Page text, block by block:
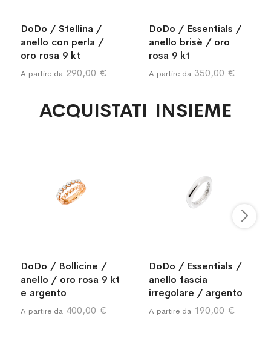
DoDo / Stellina /
anello con perla /
oro rosa 9 kt
A partire da 290,00 €
DoDo / Essentials /
anello brisè / oro
rosa 9 kt
A partire da 350,00 €
ACQUISTATI INSIEME
DoDo / Bollicine /
anello / oro rosa 9 kt
e argento
A partire da 400,00 €
DoDo / Essentials /
anello fascia
irregolare / argento
A partire da 190,00 €